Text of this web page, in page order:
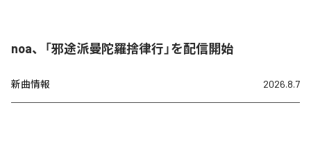
noa、「邪途派曼陀羅捨律行」を配信開始
新曲情報 2026.8.7